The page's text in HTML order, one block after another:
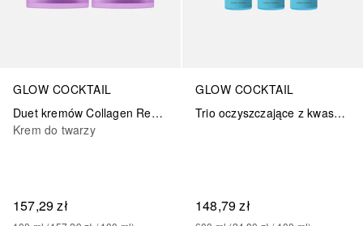
GLOW COCKTAIL
Duet kremów Collagen Renew
Krem do twarzy
157,29 zł
GLOW COCKTAIL
Trio oczyszczające z kwasem hialuronowym
148,79 zł